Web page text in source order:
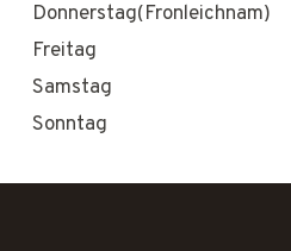
Donnerstag(Fronleichnam)
Freitag
Samstag
Sonntag